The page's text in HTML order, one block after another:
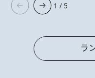
1 / 5
ラ